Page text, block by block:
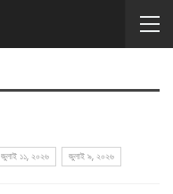
জুলাই ১১, ২০২৬ জুলাই ৯, ২০২৬